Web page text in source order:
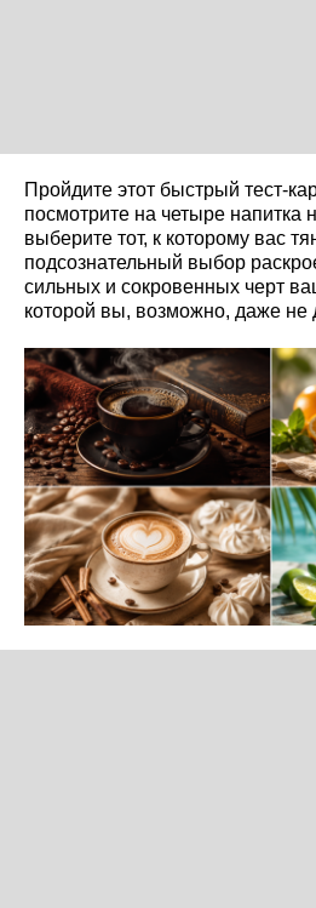
Пройдите этот быстрый тест-
посмотрите на четыре напитка
выберите тот, к которому вас
подсознательный выбор
сильных и сокровенных черт
которой вы, возможно, даже не